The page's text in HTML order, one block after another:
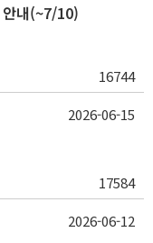
안내(~7/10)
16744
17584
2026-06-15
2026-06-12